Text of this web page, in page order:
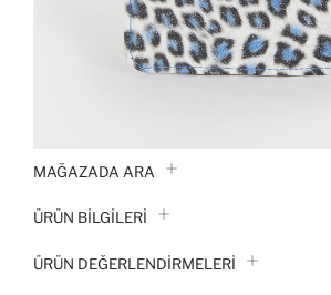
MAĞAZADA ARA
ÜRÜN BILGILERI
ÜRÜN DEĞERLENDİRMELERİ